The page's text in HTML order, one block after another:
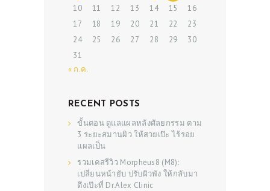
PATIENT REVIEWS
PRE & POST CAUTIONS
CONSULT & RESERVATION
10
11 12 13 14 15
16
17
18 19 20 21 22
23
24
25 26 27 28 29
30
31
« ก.ค.
RECENT POSTS
ขั้นตอน ดูแลแผลหลังศัลยกรรม ตาม
3 ระยะสมานผิว ให้สวยเป๊ะ ไร้รอย
แผลเป็น
รวมเคสรีวิว Morpheus8 (M8):
เปลี่ยนหน้ายับ ปรับผิวพัง ให้กลับมา
ตึงเป๊ะที่ Dr.Alex Clinic